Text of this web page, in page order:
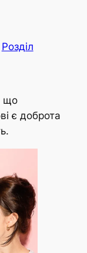
Розділ
що
є доброта